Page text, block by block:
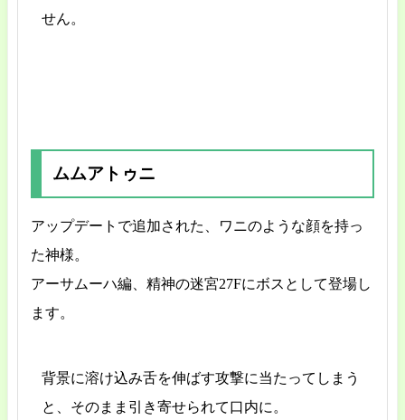
せん。
ムムアトゥニ
アップデートで追加された、ワニのような顔を持っ
た神様。
アーサムーハ編、精神の迷宮27Fにボスとして登場し
ます。
背景に溶け込み舌を伸ばす攻撃に当たってしまう
と、そのまま引き寄せられて口内に。